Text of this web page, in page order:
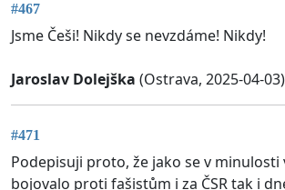
#467
Jsme Češi! Nikdy se nevzdáme! Nikdy!
Jaroslav Dolejška (Ostrava, 2025-04-03)
#471
Podepisuji proto, že jako se v minulosti
bojovalo proti fašistům i za ČSR tak i